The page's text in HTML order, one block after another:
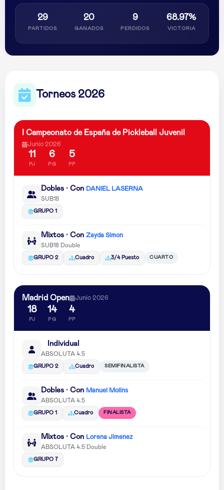
29
PARTIDOS
20
GANADOS
9
PERDIDOS
68.97%
VICTORIA
Torneos 2026
I Campeonato de España de Pickleball Juvenil
Junio 2026
11
PJ
6
PG
5
PP
Dobles · Con DANIEL LASERNA
SUB18
GRUPO 1
Mixtos · Con Zayda Simon
SUB18 Double
GRUPO 2 Cuadro 3/4 Puesto CUARTO
Madrid Open Junio 2026
18
PJ
14
PG
4
PP
Individual
ABSOLUTA 4.5
GRUPO 2 Cuadro SEMIFINALISTA
Dobles · Con Manuel Molins
ABSOLUTA 4.5
GRUPO 1 Cuadro FINALISTA
Mixtos · Con Lorena Jimenez
ABSOLUTA 4.5 Double
GRUPO 7